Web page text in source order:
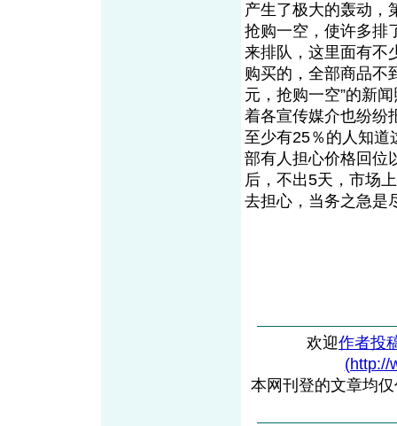
产生了极大的轰动，
抢购一空，使许多排
来排队，这里面有不
购买的，全部商品不
元，抢购一空”的新
着各宣传媒介也纷纷
至少有25％的人知道
部有人担心价格回位
后，不出5天，市场
去担心，当务之急是
欢迎作者投
(http://
本网刊登的文章均